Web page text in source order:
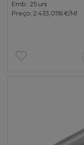
Emb.:25 uni
Preço: 2 433,0116 €/Ml